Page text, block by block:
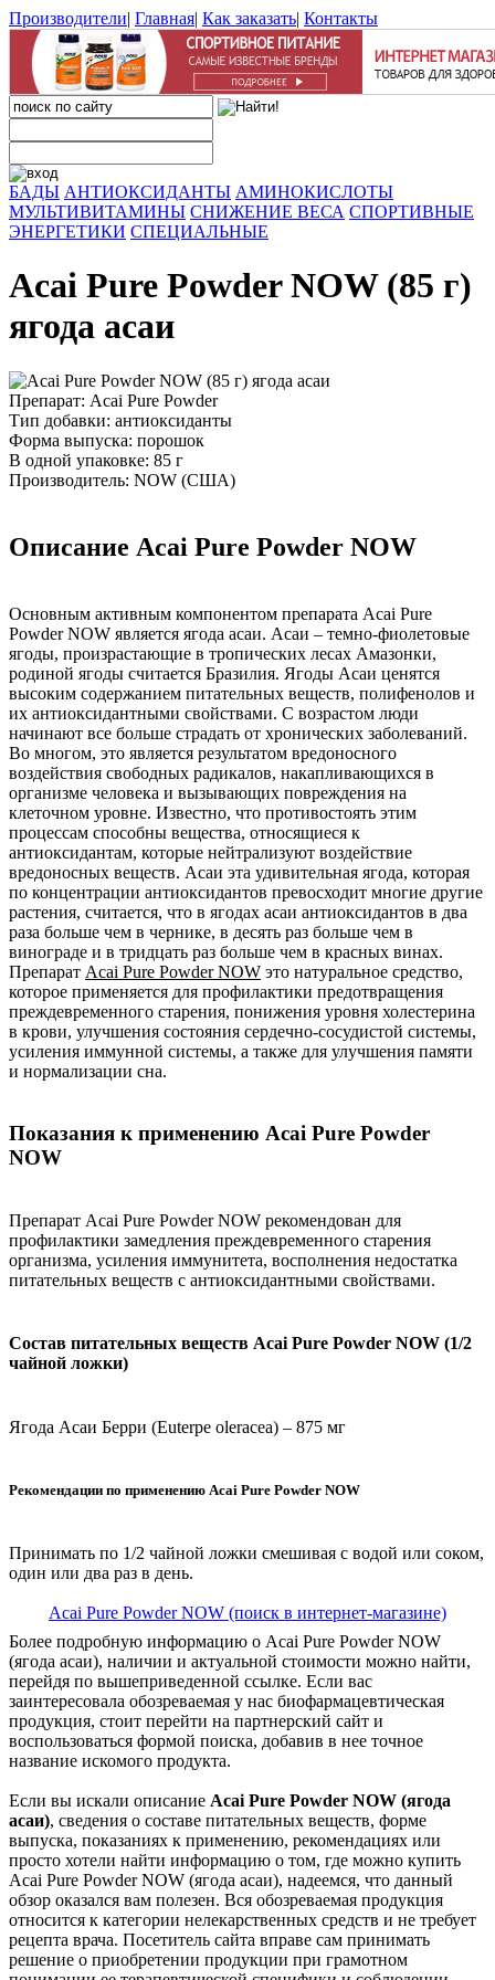
Производители| Главная| Как заказать| Контакты
БАДЫ АНТИОКСИДАНТЫ АМИНОКИСЛОТЫ
МУЛЬТИВИТАМИНЫ СНИЖЕНИЕ ВЕСА СПОРТИВНЫЕ
ЭНЕРГЕТИКИ СПЕЦИАЛЬНЫЕ
Acai Pure Powder NOW (85 г)
ягода асаи
Препарат: Acai Pure Powder
Тип добавки: антиоксиданты
Форма выпуска: порошок
В одной упаковке: 85 г
Производитель: NOW (США)
Описание Acai Pure Powder NOW
Основным активным компонентом препарата Acai Pure
Powder NOW является ягода асаи. Асаи – темно-фиолетовые
ягоды, произрастающие в тропических лесах Амазонки,
родиной ягоды считается Бразилия. Ягоды Асаи ценятся
высоким содержанием питательных веществ, полифенолов и
их антиоксидантными свойствами. С возрастом люди
начинают все больше страдать от хронических заболеваний.
Во многом, это является результатом вредоносного
воздействия свободных радикалов, накапливающихся в
организме человека и вызывающих повреждения на
клеточном уровне. Известно, что противостоять этим
процессам способны вещества, относящиеся к
антиоксидантам, которые нейтрализуют воздействие
вредоносных веществ. Асаи эта удивительная ягода, которая
по концентрации антиоксидантов превосходит многие другие
растения, считается, что в ягодах асаи антиоксидантов в два
раза больше чем в чернике, в десять раз больше чем в
винограде и в тридцать раз больше чем в красных винах.
Препарат Acai Pure Powder NOW это натуральное средство,
которое применяется для профилактики предотвращения
преждевременного старения, понижения уровня холестерина
в крови, улучшения состояния сердечно-сосудистой системы,
усиления иммунной системы, а также для улучшения памяти
и нормализации сна.
Показания к применению Acai Pure Powder
NOW
Препарат Acai Pure Powder NOW рекомендован для
профилактики замедления преждевременного старения
организма, усиления иммунитета, восполнения недостатка
питательных веществ с антиоксидантными свойствами.
Состав питательных веществ Acai Pure Powder NOW (1/2
чайной ложки)
Ягода Асаи Берри (Euterpe oleracea) – 875 мг
Рекомендации по применению Acai Pure Powder NOW
Принимать по 1/2 чайной ложки смешивая с водой или соком,
один или два раз в день.
Acai Pure Powder NOW (поиск в интернет-магазине)
Более подробную информацию о Acai Pure Powder NOW
(ягода асаи), наличии и актуальной стоимости можно найти,
перейдя по вышеприведенной ссылке. Если вас
заинтересовала обозреваемая у нас биофармацевтическая
продукция, стоит перейти на партнерский сайт и
воспользоваться формой поиска, добавив в нее точное
название искомого продукта.
Если вы искали описание Acai Pure Powder NOW (ягода
асаи), сведения о составе питательных веществ, форме
выпуска, показаниях к применению, рекомендациях или
просто хотели найти информацию о том, где можно купить
Acai Pure Powder NOW (ягода асаи), надеемся, что данный
обзор оказался вам полезен. Вся обозреваемая продукция
относится к категории нелекарственных средств и не требует
рецепта врача. Посетитель сайта вправе сам принимать
решение о приобретении продукции при грамотном